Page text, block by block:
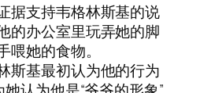
据支持韦格林斯基的说
的办公室里玩弄她的脚
喂她的食物。
斯基最初认为他的行为